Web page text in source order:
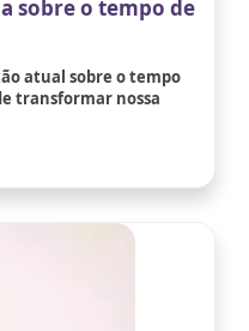
sobre o tempo de
atual sobre o tempo
transformar nossa